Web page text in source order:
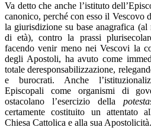
Va detto che anche l’istituto
canonico, perché con esso il Vescovo
la giurisdizione su base anagrafica
di età), contro la prassi
facendo venir meno nei Vescovi la
degli Apostoli, ha avuto come
totale deresponsabilizzazione,
e burocrati. Anche
Episcopali come organismi di
ostacolano l’esercizio della
certamente costituito un attentato
Chiesa Cattolica e alla sua Apostolicità.